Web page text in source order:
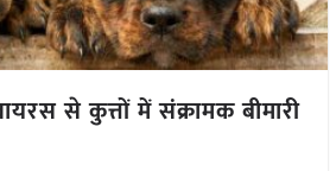
से कुत्तों में संक्रामक बीमारी